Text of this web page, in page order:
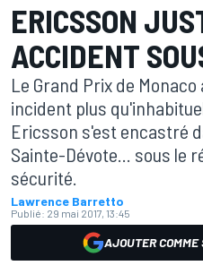
ERICSSON
ACCIDENT
Le Grand Prix de
incident plus
Ericsson s'est encastré
Sainte-Dévote... sous le
sécurité.
Lawrence Barretto
Publié: 29 mai 2017, 13:45
AJOUTER COMME